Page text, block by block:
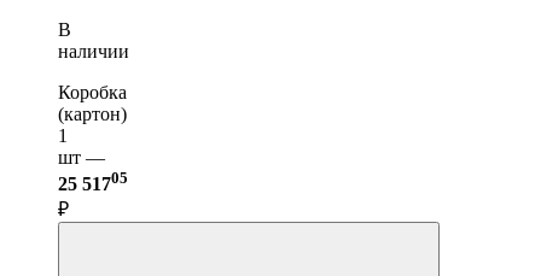
В
наличии
Коробка
(картон)
1
шт —
25 51705
₽